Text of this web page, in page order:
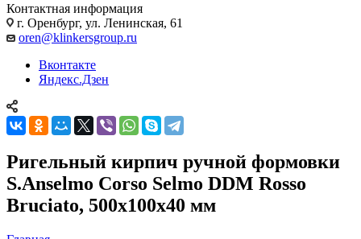
Контактная информация
г. Оренбург, ул. Ленинская, 61
oren@klinkersgroup.ru
Вконтакте
Яндекс.Дзен
Ригельный кирпич ручной формовки
S.Anselmo Corso Selmo DDM Rosso
Bruciato, 500х100х40 мм